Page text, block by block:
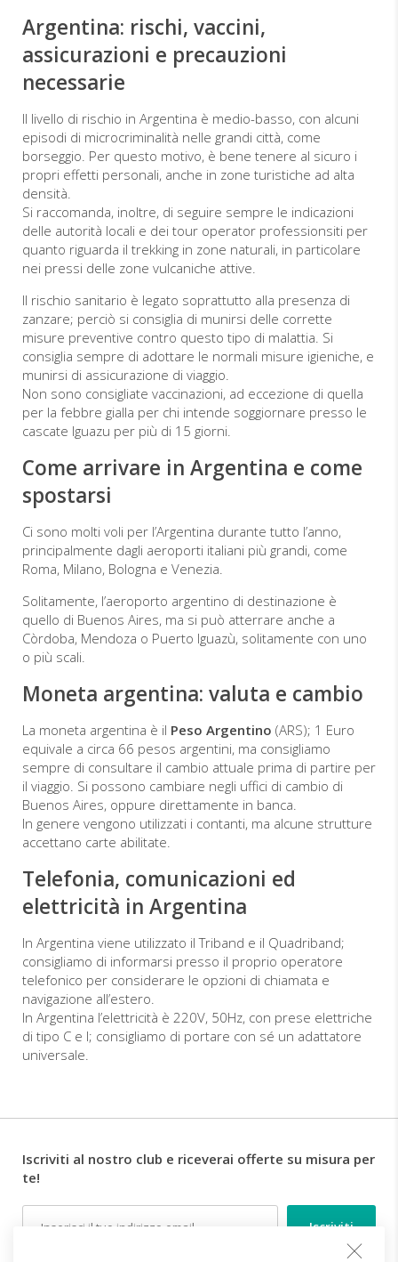
Argentina: rischi, vaccini,
assicurazioni e precauzioni
necessarie
Il livello di rischio in Argentina è medio-basso, con alcuni
episodi di microcriminalità nelle grandi città, come
borseggio. Per questo motivo, è bene tenere al sicuro i
propri effetti personali, anche in zone turistiche ad alta
densità.
Si raccomanda, inoltre, di seguire sempre le indicazioni
delle autorità locali e dei tour operator professionsiti per
quanto riguarda il trekking in zone naturali, in particolare
nei pressi delle zone vulcaniche attive.
Il rischio sanitario è legato soprattutto alla presenza di
zanzare; perciò si consiglia di munirsi delle corrette
misure preventive contro questo tipo di malattia. Si
consiglia sempre di adottare le normali misure igieniche, e
munirsi di assicurazione di viaggio.
Non sono consigliate vaccinazioni, ad eccezione di quella
per la febbre gialla per chi intende soggiornare presso le
cascate Iguazu per più di 15 giorni.
Come arrivare in Argentina e come
spostarsi
Ci sono molti voli per l’Argentina durante tutto l’anno,
principalmente dagli aeroporti italiani più grandi, come
Roma, Milano, Bologna e Venezia.
Solitamente, l’aeroporto argentino di destinazione è
quello di Buenos Aires, ma si può atterrare anche a
Còrdoba, Mendoza o Puerto Iguazù, solitamente con uno
o più scali.
Moneta argentina: valuta e cambio
La moneta argentina è il Peso Argentino (ARS); 1 Euro
equivale a circa 66 pesos argentini, ma consigliamo
sempre di consultare il cambio attuale prima di partire per
il viaggio. Si possono cambiare negli uffici di cambio di
Buenos Aires, oppure direttamente in banca.
In genere vengono utilizzati i contanti, ma alcune strutture
accettano carte abilitate.
Telefonia, comunicazioni ed
elettricità in Argentina
In Argentina viene utilizzato il Triband e il Quadriband;
consigliamo di informarsi presso il proprio operatore
telefonico per considerare le opzioni di chiamata e
navigazione all’estero.
In Argentina l’elettricità è 220V, 50Hz, con prese elettriche
di tipo C e I; consigliamo di portare con sé un adattatore
universale.
Iscriviti al nostro club e riceverai offerte su misura per
te!